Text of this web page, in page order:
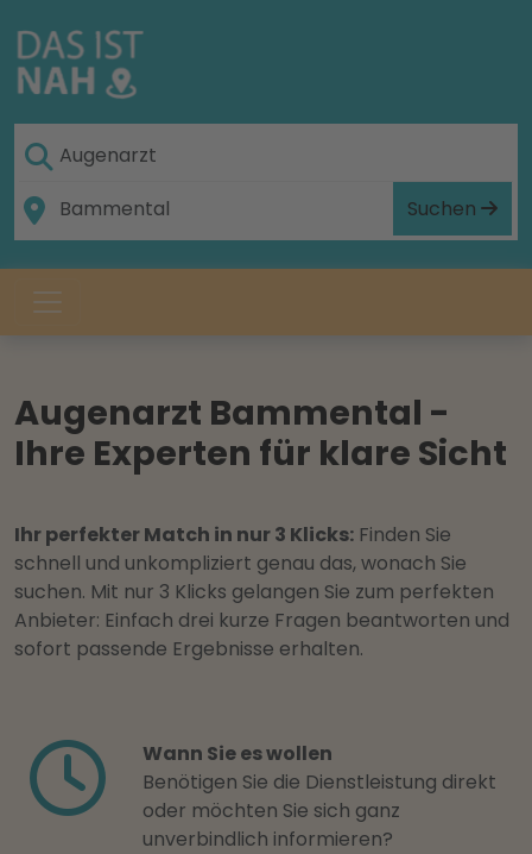
Suchen
Augenarzt Bammental -
Ihre Experten für klare Sicht
Ihr perfekter Match in nur 3 Klicks: Finden Sie
schnell und unkompliziert genau das, wonach Sie
suchen. Mit nur 3 Klicks gelangen Sie zum perfekten
Anbieter: Einfach drei kurze Fragen beantworten und
sofort passende Ergebnisse erhalten.
Wann Sie es wollen
Benötigen Sie die Dienstleistung direkt
oder möchten Sie sich ganz
unverbindlich informieren?